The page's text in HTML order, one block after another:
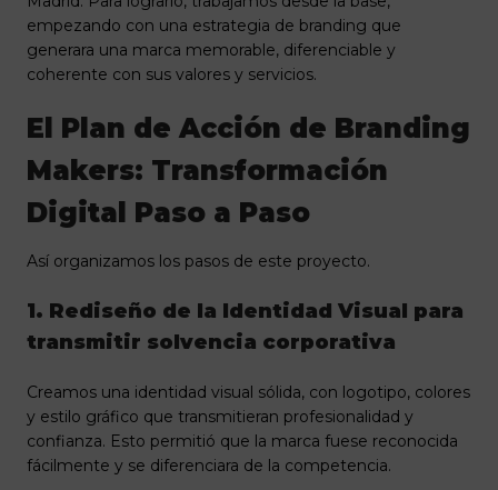
empezando con una estrategia de branding que
generara una marca memorable, diferenciable y
coherente con sus valores y servicios.
El Plan de Acción de Branding
Makers: Transformación
Digital Paso a Paso
Así organizamos los pasos de este proyecto.
1. Rediseño de la Identidad Visual para
transmitir solvencia corporativa
Creamos una identidad visual sólida, con logotipo, colores
y estilo gráfico que transmitieran profesionalidad y
confianza. Esto permitió que la marca fuese reconocida
fácilmente y se diferenciara de la competencia.